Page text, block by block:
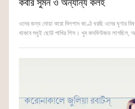
কবীর সুমন ও অন্যান্য কলহ
ওদের জন্য দোয়া করো দিলশাদ কণ্ঠে ধরছি ওদের ঘৃণার
থাকবে শুধুই ছোট্ট পাখির শিস। খুব কনফিউজড লাগছিল,